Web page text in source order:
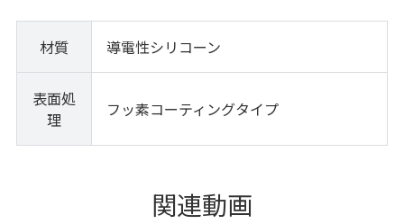
材質 導電性シリコーン
表面処
理
フッ素コーティングタイプ
関連動画